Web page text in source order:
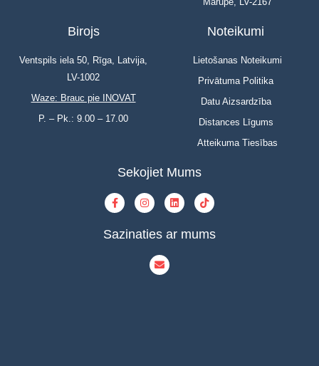
Birojs
Ventspils iela 50, Rīga, Latvija,
LV-1002
Waze: Brauc pie INOVAT
P. – Pk.: 9.00 – 17.00
Noteikumi
Lietošanas Noteikumi
Privātuma Politika
Datu Aizsardzība
Distances Līgums
Atteikuma Tiesības
Sekojiet Mums
Sazinaties ar mums